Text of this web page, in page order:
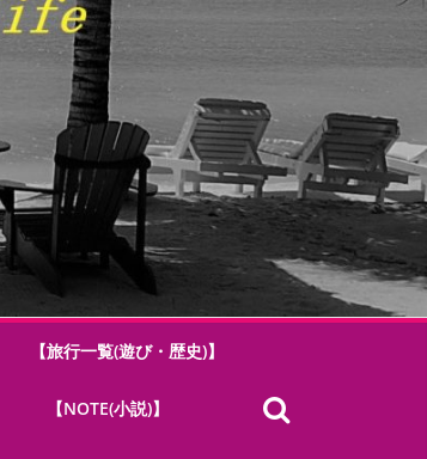
【旅行一覧(遊び・歴史)】
【NOTE(小説)】